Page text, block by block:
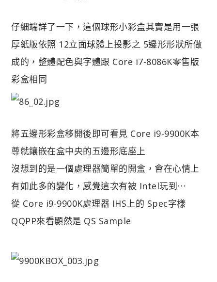
仔細端詳了一下，這個球形小彩盒其實是用一張
厚紙版依照 12立面球體上投影之 5邊形形狀所做
成的，整體配色與字體跟 Core i7-8086K零售版
彩盒相同
將五邊形彩盒移開後即可看見 Core i9-9900K本
尊就鑲嵌在盒中央的五邊形底座上
沒想到的是一個處理器簡單的開盒，會在心情上
有如此多的變化，感覺這次有被 Intel玩到⋯
從 Core i9-9900K處理器 IHS上的 Spec字樣
QQPP來看顯然是 QS Sample